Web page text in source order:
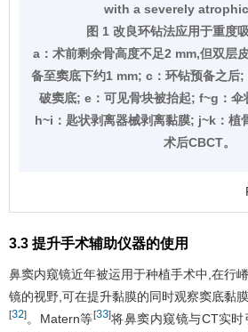
with a severely
图 1 改良环钻法应用于重度
a：术前剩余骨高度不足2 mm,但双层
备至窦底下约1 mm; c：环钻预备之后
破窦底; e：可见骨块被抬起; f~g：伞
h~i：匙状剥离器械剥离黏膜; j~k：植
术后CBCT。
3.3 提升手术辅助仪器的使用
鼻窦内窥镜近年被运用于种植手术中,在行
镜的视野,可在提升黏膜的同时观察窦底黏
[32] 。Matern等[33]将鼻窦内窥镜与CT实